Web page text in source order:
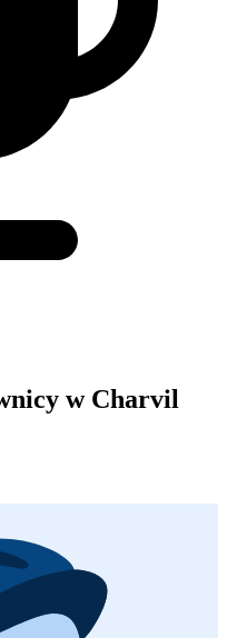
w Charvil